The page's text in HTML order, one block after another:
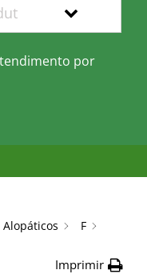
por
F
Imprimir